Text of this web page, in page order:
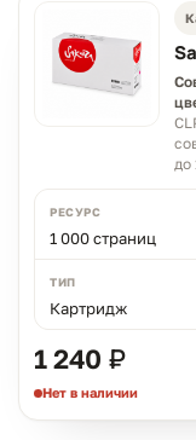
до
РЕСУРС
1 000 страниц
ТИП
Картридж
1 240 ₽
Нет в наличии